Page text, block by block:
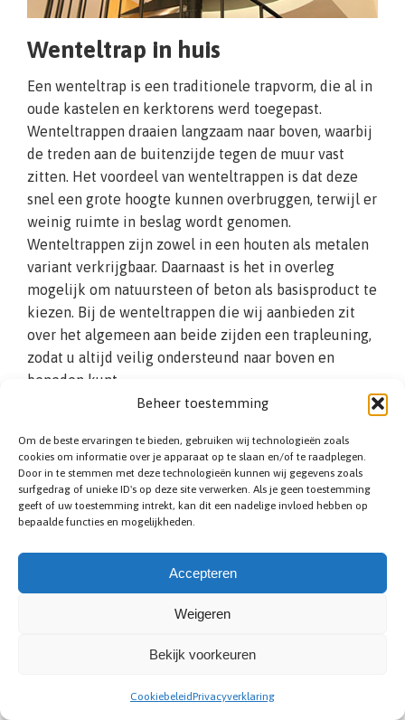
Beheer toestemming
Om de beste ervaringen te bieden, gebruiken wij technologieën zoals
cookies om informatie over je apparaat op te slaan en/of te raadplegen.
Door in te stemmen met deze technologieën kunnen wij gegevens zoals
surfgedrag of unieke ID's op deze site verwerken. Als je geen toestemming
geeft of uw toestemming intrekt, kan dit een nadelige invloed hebben op
bepaalde functies en mogelijkheden.
Accepteren
Weigeren
Bekijk voorkeuren
CookiebeleidPrivacyverklaring
Wenteltrap in huis
Een wenteltrap is een traditionele trapvorm, die al in
oude kastelen en kerktorens werd toegepast.
Wenteltrappen draaien langzaam naar boven, waarbij
de treden aan de buitenzijde tegen de muur vast
zitten. Het voordeel van wenteltrappen is dat deze
snel een grote hoogte kunnen overbruggen, terwijl er
weinig ruimte in beslag wordt genomen.
Wenteltrappen zijn zowel in een houten als metalen
variant verkrijgbaar. Daarnaast is het in overleg
mogelijk om natuursteen of beton als basisproduct te
kiezen. Bij de wenteltrappen die wij aanbieden zit
over het algemeen aan beide zijden een trapleuning,
zodat u altijd veilig ondersteund naar boven en
beneden kunt.
Bespaar ruimte met een spiltrap
Een spiltrap is vergelijkbaar met een wenteltrap.
tegenstelling tot wenteltrappen hebben die niet
genoemd). Langs deze spil worden de tredendragers